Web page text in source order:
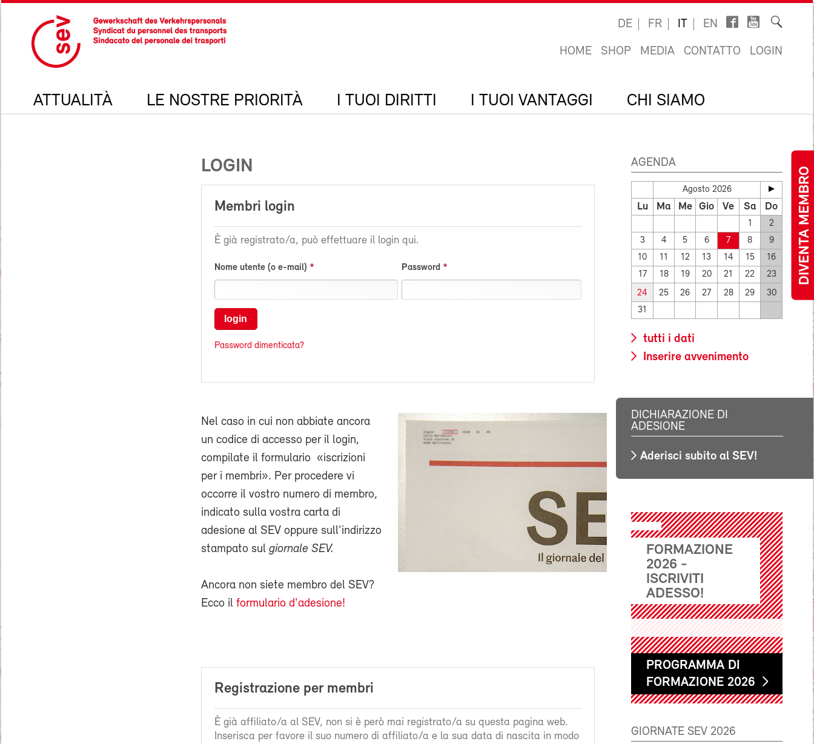
DIVENTA MEMBRO
DE FR IT EN
HOME SHOP MEDIA CONTATTO LOGIN
ATTUALITÀ LE NOSTRE PRIORITÀ I TUOI DIRITTI I TUOI VANTAGGI CHI SIAMO
LOGIN
Membri login
È già registrato/a, può effettuare il login qui.
Nome utente (o e-mail) Password
login
Password dimenticata?
Nel caso in cui non abbiate ancora
un codice di accesso per il login,
compilate il formulario «iscrizioni
per i membri». Per procedere vi
occorre il vostro numero di membro,
indicato sulla vostra carta di
adesione al SEV oppure sull’indirizzo
stampato sul giornale SEV.
Ancora non siete membro del SEV?
Ecco il formulario d'adesione!
Registrazione per membri
È già affiliato/a al SEV, non si è però mai registrato/a su questa pagina web.
Inserisca per favore il suo numero di affiliato/a e la sua data di nascita in modo
AGENDA
Agosto 2026
Lu Ma Me Gio Ve Sa Do
1
2
3
4 5 6 7 8
9
10
11 12 13 14 15
16
17
18 19 20 21 22 23
24 25 26 27 28 29
30
31
tutti i dati
Inserire avvenimento
DICHIARAZIONE DI
ADESIONE
Aderisci subito al SEV!
FORMAZIONE
2026 -
ISCRIVITI
ADESSO!
PROGRAMMA DI
FORMAZIONE 2026
GIORNATE SEV 2026